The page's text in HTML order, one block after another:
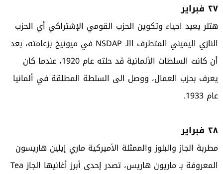
٢٧ فبراير
هتلر يعيد احياء وتكوين الحزب القومي الإشتراكي أي الحزب
النازي اليميني المتطرف االـ NSDAP في ميونيخ بزعامته، بعد
أن كانت السلطات الألمانية قد حلته عام 1920، عندما كان
يعرف بحزب العمال، ووصل الى السلطة المطلقة في ألمانيا
عام 1933.
٢٨ فبراير
مطربة الجاز والبلوز والممثلة الأميركية ماري إيلين هاريسون
المعروفة بـ ماريون هاريس، تصدر إحدى أبرز أغانيها الجاز Tea